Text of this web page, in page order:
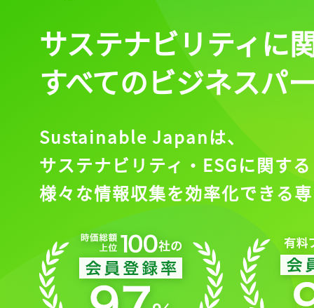
サステナビリティに
すべてのビジネスパ
Sustainable Japanは、
サステナビリティ・ESGに関する
様々な情報収集を効率化できる